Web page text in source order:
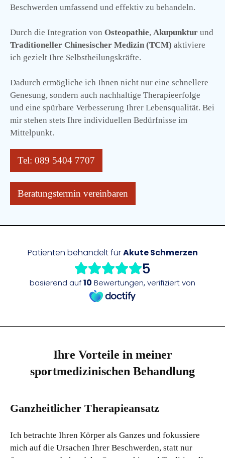
Beschwerden umfassend und effektiv zu behandeln.
Durch die Integration von Osteopathie, Akupunktur und
Traditioneller Chinesischer Medizin (TCM) aktiviere
ich gezielt Ihre Selbstheilungskräfte.
Dadurch ermögliche ich Ihnen nicht nur eine schnellere
Genesung, sondern auch nachhaltige Therapieerfolge
und eine spürbare Verbesserung Ihrer Lebensqualität. Bei
mir stehen stets Ihre individuellen Bedürfnisse im
Mittelpunkt.
Tel: 089 5404 7707
Beratungstermin vereinbaren
Ihre Vorteile in meiner
sportmedizinischen Behandlung
Ganzheitlicher Therapieansatz
Ich betrachte Ihren Körper als Ganzes und fokussiere
mich auf die Ursachen Ihrer Beschwerden, statt nur